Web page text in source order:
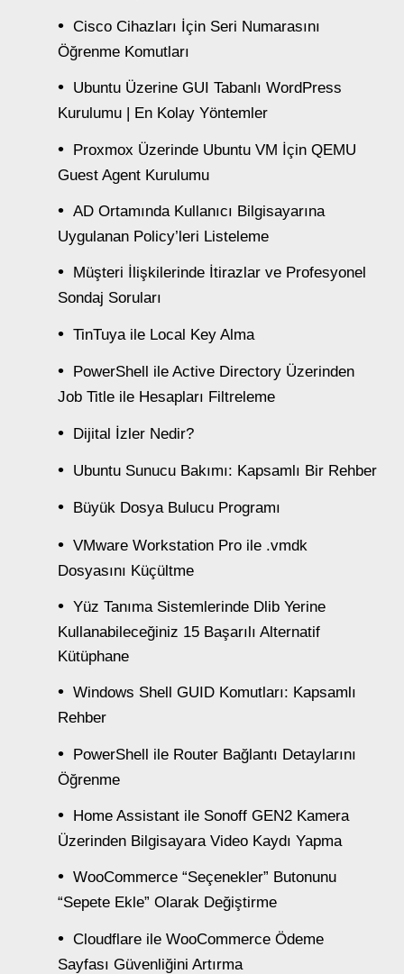
Cisco Cihazları İçin Seri Numarasını
Öğrenme Komutları
Ubuntu Üzerine GUI Tabanlı WordPress
Kurulumu | En Kolay Yöntemler
Proxmox Üzerinde Ubuntu VM İçin QEMU
Guest Agent Kurulumu
AD Ortamında Kullanıcı Bilgisayarına
Uygulanan Policy’leri Listeleme
Müşteri İlişkilerinde İtirazlar ve Profesyonel
Sondaj Soruları
TinTuya ile Local Key Alma
PowerShell ile Active Directory Üzerinden
Job Title ile Hesapları Filtreleme
Dijital İzler Nedir?
Ubuntu Sunucu Bakımı: Kapsamlı Bir Rehber
Büyük Dosya Bulucu Programı
VMware Workstation Pro ile .vmdk
Dosyasını Küçültme
Yüz Tanıma Sistemlerinde Dlib Yerine
Kullanabileceğiniz 15 Başarılı Alternatif
Kütüphane
Windows Shell GUID Komutları: Kapsamlı
Rehber
PowerShell ile Router Bağlantı Detaylarını
Öğrenme
Home Assistant ile Sonoff GEN2 Kamera
Üzerinden Bilgisayara Video Kaydı Yapma
WooCommerce “Seçenekler” Butonunu
“Sepete Ekle” Olarak Değiştirme
Cloudflare ile WooCommerce Ödeme
Sayfası Güvenliğini Artırma